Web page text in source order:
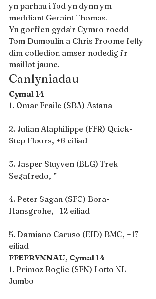
yn parhau i fod yn dynn ym
meddiant Geraint Thomas.
Yn gorffen gyda’r Cymro roedd
Tom Dumoulin a Chris Froome felly
dim colledion amser nodedig i’r
maillot jaune.
Canlyniadau
Cymal 14
1. Omar Fraile (SBA) Astana
2. Julian Alaphilippe (FFR) Quick-
Step Floors, +6 eiliad
3. Jasper Stuyven (BLG) Trek
Segafredo, ”
4. Peter Sagan (SFC) Bora-
Hansgrohe, +12 eiliad
5. Damiano Caruso (EID) BMC, +17
eiliad
FFEFRYNNAU, Cymal 14
1. Primoz Roglic (SFN) Lotto NL
Jumbo